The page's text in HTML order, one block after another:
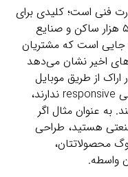
فنی است؛ کلیدی برای
بقا در بازاری رقابتی. اراک با بیش از ۵۹۰ هزار ساکن و صنایع
جایی است که مشتریان
اخیر نشان می‌دهد
اراک از طریق موبایل
انجام می‌شود، و سایت‌ هایی که طراحی responsive ندارند،
به عنوان مثال اگر
هستید، طراحی
محصولاتتان،
واسطه.